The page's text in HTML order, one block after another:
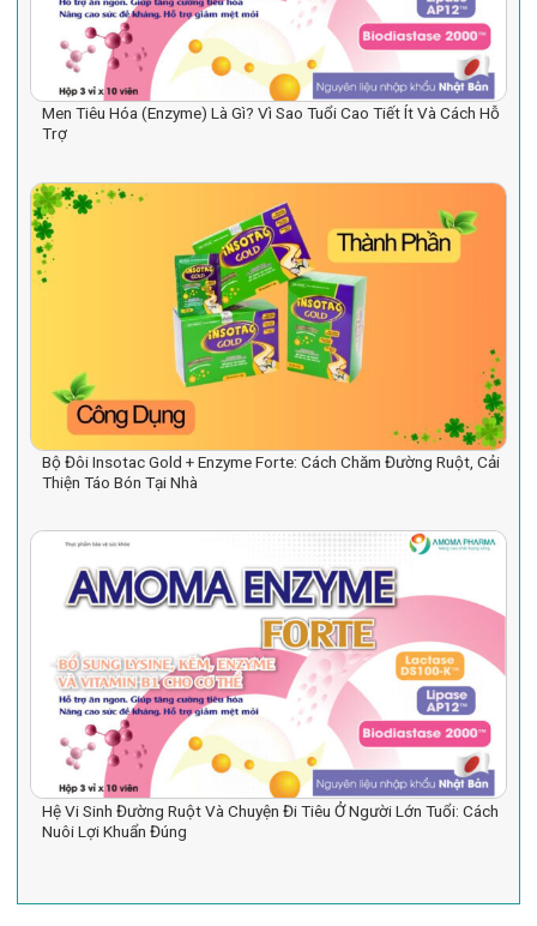
Men Tiêu Hóa (Enzyme) Là Gì? Vì Sao Tuổi Cao Tiết Ít Và Cách Hỗ
Trợ
Bộ Đôi Insotac Gold + Enzyme Forte: Cách Chăm Đường Ruột, Cải
Thiện Táo Bón Tại Nhà
Hệ Vi Sinh Đường Ruột Và Chuyện Đi Tiêu Ở Người Lớn Tuổi: Cách
Nuôi Lợi Khuẩn Đúng